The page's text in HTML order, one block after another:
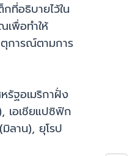
ที่อธิบายไว้ใน
เพื่อทำให้
การณ์ตามการ
รัฐอเมริกาฝั่ง
เอเชียแปซิฟิก
ลาน), ยุโรป